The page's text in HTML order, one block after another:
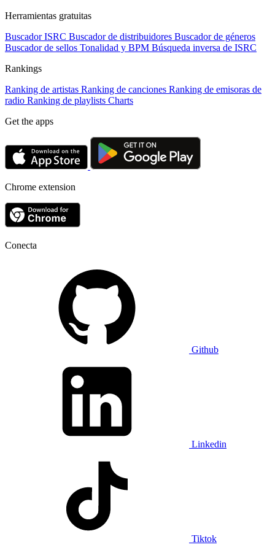
Herramientas gratuitas
Buscador ISRC Buscador de distribuidores Buscador de géneros
Buscador de sellos Tonalidad y BPM Búsqueda inversa de ISRC
Rankings
Ranking de artistas Ranking de canciones Ranking de emisoras de
radio Ranking de playlists Charts
Get the apps
Chrome extension
Conecta
Github
Linkedin
Tiktok